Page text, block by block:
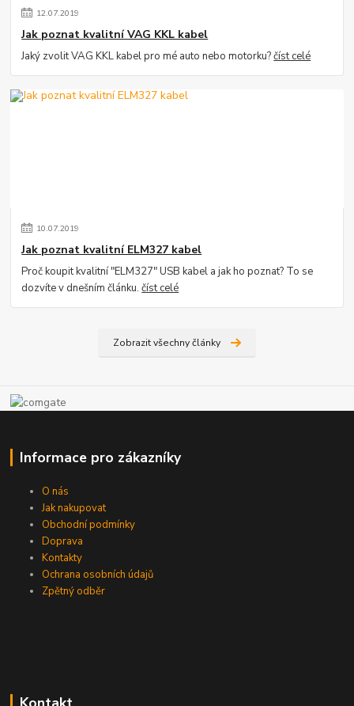
12.07.2019
Jak poznat kvalitní VAG KKL kabel
Jaký zvolit VAG KKL kabel pro mé auto nebo motorku?číst celé
10.07.2019
Jak poznat kvalitní ELM327 kabel
Proč koupit kvalitní "ELM327" USB kabel a jak ho poznat? To se
dozvíte v dnešním článku.číst celé
Zobrazit všechny články
Informace pro zákazníky
O nás
Jak nakupovat
Obchodní podmínky
Doprava
Kontakty
Ochrana osobních údajů
Zpětný odběr